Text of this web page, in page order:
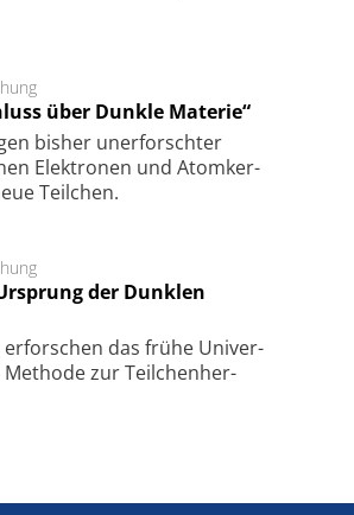
über Dunkle Materie“
bis­her un­er­for­schter
Elek­tro­nen und Atom­ker­
Teil­chen.
der Dunklen
er­for­schen das frü­he Uni­ver­
Me­tho­de zur Teil­chen­her­